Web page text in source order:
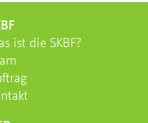
ist die SKBF?